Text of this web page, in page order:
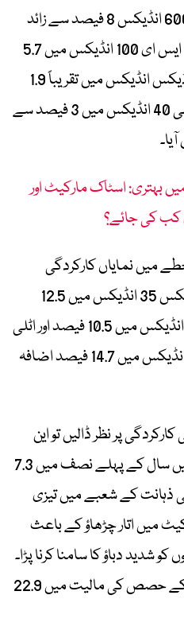
یورپ میں مجموعی اسٹاکس 600 انڈیکس 8 فیصد سے زائد
بڑھا، جبکہ برطانیہ کے ایف ٹی ایس ای 100 انڈیکس میں 5.7
فیصد اضافہ ہوا۔ جرمنی کے ڈیکس انڈیکس میں تقریباً 1.9
فیصد اور فرانس کے سی اے سی 40 انڈیکس میں 3 فیصد سے
بہتری: اسٹاک مارکیٹ اور
کب کی جائے؟
میں نمایاں کارکردگی
دکھائی جہاں اسپین کے آئی بیکس 35 انڈیکس میں 12.5
فیصد، پرتگال کے پی ایس آئی انڈیکس میں 10.5 فیصد اور اٹلی
کے ایف ٹی ایس ای ایم آئی بی انڈیکس میں 14.7 فیصد اضافہ
پر نظر ڈالیں تو این
ویڈیا کے حصص کی قیمت میں سال کے پہلے نصف میں 7.3
ذہانت کے شعبے میں تیزی
میں اتار چڑھاؤ کے باعث
شدید دباؤ کا سامنا کرنا پڑا۔
مثال کے طور پر مائیکروسافٹ کے حصص کی مالیت میں 22.9